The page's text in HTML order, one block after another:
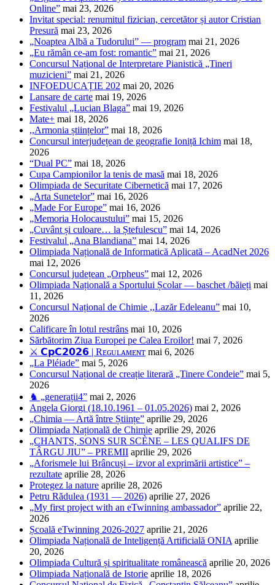
Online” mai 23, 2026
Invitat special: renumitul fizician, cercetător și autor Cristian
Presură mai 23, 2026
„Noaptea Albă a Tudorului” — program mai 21, 2026
„Eu rămân ce-am fost: romantic” mai 21, 2026
Concursul Național de Interpretare Pianistică „Tineri
muzicieni” mai 21, 2026
INFOEDUCAȚIE 202 mai 20, 2026
Lansare de carte mai 19, 2026
Festivalul „Lucian Blaga” mai 19, 2026
Mate+ mai 18, 2026
,,Armonia științelor” mai 18, 2026
Concursul interjudețean de geografie Ioniță Ichim mai 18,
2026
“Dual PC” mai 18, 2026
Cupa Campionilor la tenis de masă mai 18, 2026
Olimpiada de Securitate Cibernetică mai 17, 2026
„Arta Sunetelor” mai 16, 2026
„Made For Europe” mai 16, 2026
„Memoria Holocaustului” mai 15, 2026
„Cuvânt și culoare… la Ștefulescu” mai 14, 2026
Festivalul „Ana Blandiana” mai 14, 2026
Olimpiada Națională de Informatică Aplicată – AcadNet 2026
mai 12, 2026
Concursul județean „Orpheus” mai 12, 2026
Olimpiada Națională a Sportului Școlar — baschet /băieți mai
11, 2026
Concursul Național de Chimie ,,Lazăr Edeleanu” mai 10,
2026
Calificare în lotul restrâns mai 10, 2026
Sărbătorim Ziua Europei pe Calea Eroilor! mai 7, 2026
⚔️ 𝗖𝗽𝗖𝟮𝟬𝟮𝟲 | Rᴇɢᴜʟᴀᴍᴇɴᴛ mai 6, 2026
„La Pléiade” mai 5, 2026
Concursul Național de creație literară „Tinere Condeie” mai 5,
2026
♞ „generații4” mai 2, 2026
Angela Giorgi (18.10.1961 – 01.05.2026) mai 2, 2026
„Chimia — Artă între Științe” aprilie 29, 2026
Olimpiada Națională de Chimie aprilie 29, 2026
„CHANTS, SONS SUR SCÈNE – LES QUALIFS DE
TÂRGU JIU” – PREMII aprilie 29, 2026
„Aforismele lui Brâncuși – izvor al exprimării artistice” –
rezultate aprilie 28, 2026
Protegez la nature aprilie 28, 2026
Petru Rădulea (1931 — 2026) aprilie 27, 2026
„My first project with an eTwinning ambassador” aprilie 22,
2026
Școală eTwinning 2026-2027 aprilie 21, 2026
Olimpiada Națională de Inteligență Artificială ONIA aprilie
20, 2026
Olimpiada Cultură și spiritualitate românească aprilie 20, 2026
Olimpiada Națională de Istorie aprilie 18, 2026